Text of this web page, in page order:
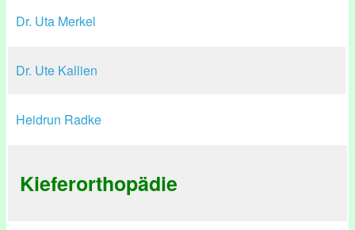
Dr. Uta Merkel
Dr. Ute Kallien
Heidrun Radke
Kieferorthopädie